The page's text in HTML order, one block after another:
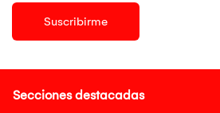
Suscribirme
Secciones destacadas